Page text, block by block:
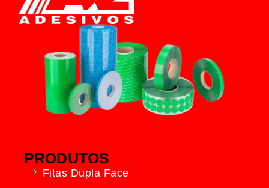
PRODUTOS
Fitas Dupla Face